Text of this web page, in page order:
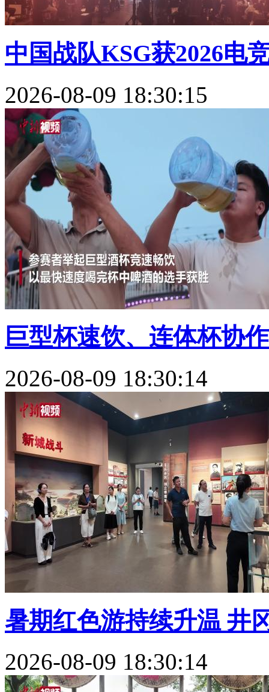
中国战队KSG获2026电
2026-08-09 18:30:15
巨型杯速饮、连体杯协
2026-08-09 18:30:14
暑期红色游持续升温 井
2026-08-09 18:30:14